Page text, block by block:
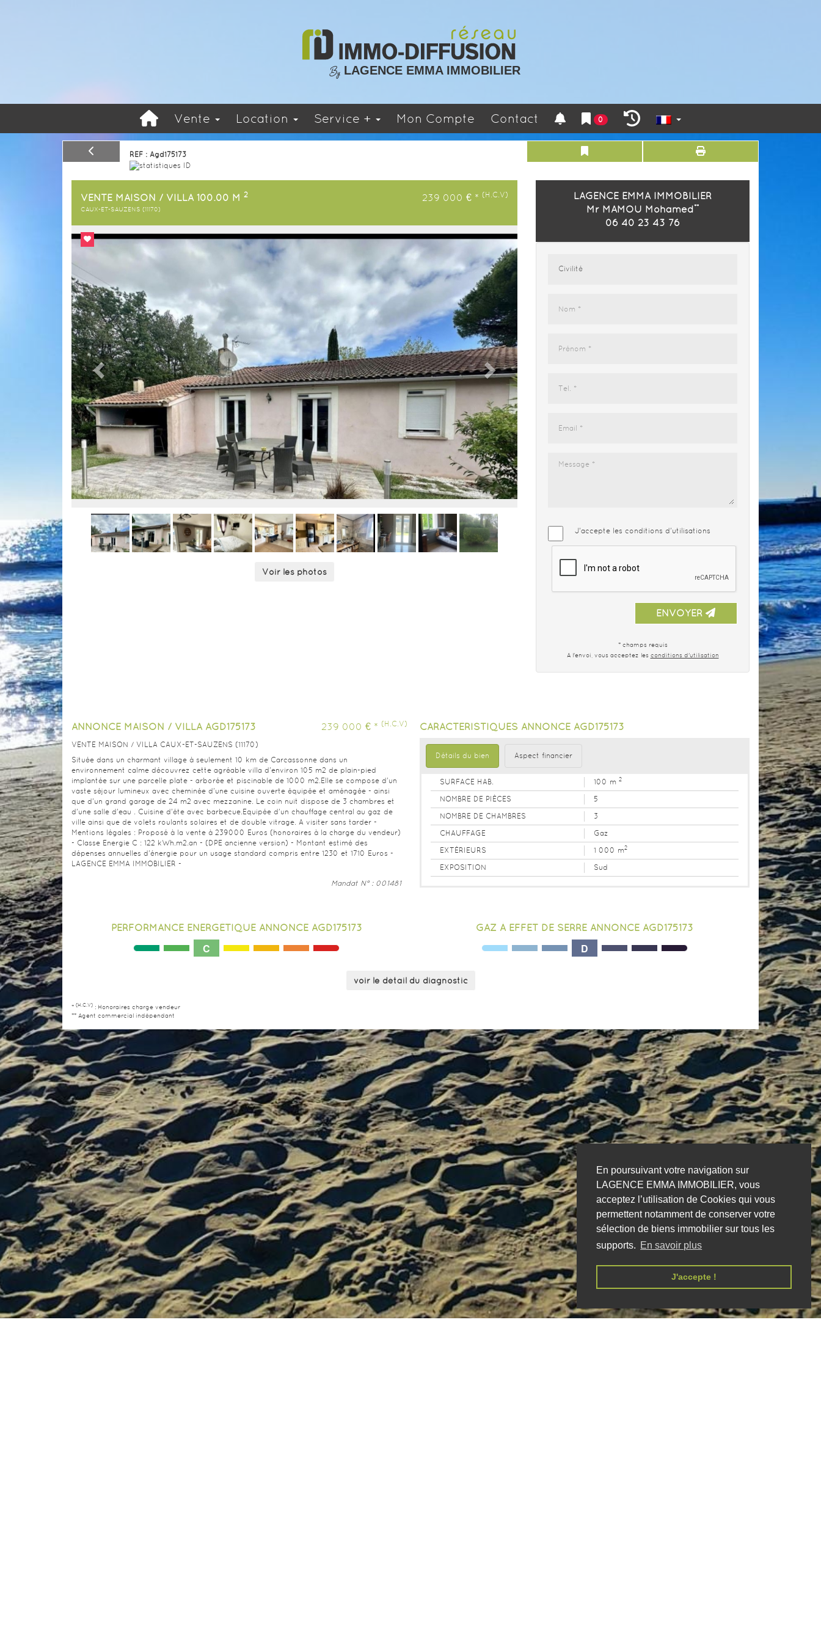
En poursuivant votre navigation sur
LAGENCE EMMA IMMOBILIER, vous
acceptez l’utilisation de Cookies qui vous
permettent notamment de conserver votre
sélection de biens immobilier sur tous les
supports. En savoir plus
J'accepte !
By LAGENCE EMMA IMMOBILIER
Vente Location Service + Mon Compte Contact 0
REF : Agd175173
VENTE MAISON / VILLA 100.00 M 2
CAUX-ET-SAUZENS (11170)
239 000 € * (H.C.V)
Previous Next
Voir les photos
LAGENCE EMMA IMMOBILIER
Mr MAMOU Mohamed**
06 40 23 43 76
J'accepte les conditions d'utilisations
ENVOYER
* champs requis
A l'envoi, vous acceptez les conditions d'utilisation
ANNONCE MAISON / VILLA AGD175173 239 000 € * (H.C.V)
VENTE MAISON / VILLA CAUX-ET-SAUZENS (11170)
Située dans un charmant village à seulement 10 km de Carcassonne dans un
environnement calme découvrez cette agréable villa d'environ 105 m2 de plain-pied
implantée sur une parcelle plate - arborée et piscinable de 1000 m2.Elle se compose d'un
vaste séjour lumineux avec cheminée d'une cuisine ouverte équipée et aménagée - ainsi
que d'un grand garage de 24 m2 avec mezzanine. Le coin nuit dispose de 3 chambres et
d'une salle d'eau . Cuisine d'éte avec barbecue.Equipée d'un chauffage central au gaz de
ville ainsi que de volets roulants solaires et de double vitrage. A visiter sans tarder -
Mentions légales : Proposé à la vente à 239000 Euros (honoraires à la charge du vendeur)
- Classe Energie C : 122 kWh.m2.an - (DPE ancienne version) - Montant estimé des
dépenses annuelles d'énergie pour un usage standard compris entre 1230 et 1710 Euros -
LAGENCE EMMA IMMOBILIER -
Mandat N° : 001481
CARACTÉRISTIQUES ANNONCE AGD175173
Détails du bien Aspect financier
SURFACE HAB. 100 m 2
NOMBRE DE PIÈCES
5
NOMBRE DE CHAMBRES
3
CHAUFFAGE
Gaz
EXTÉRIEURS
1 000 m2
EXPOSITION Sud
PERFORMANCE ENERGÉTIQUE ANNONCE AGD175173
C
GAZ À EFFET DE SERRE ANNONCE AGD175173
D
voir le détail du diagnostic
* (H.C.V) : Honoraires charge vendeur
** Agent commercial indépendant